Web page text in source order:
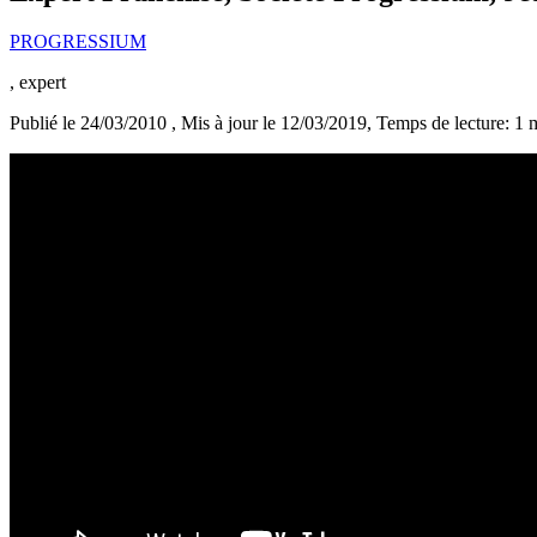
PROGRESSIUM
, expert
Publié le 24/03/2010 , Mis à jour le 12/03/2019, Temps de lecture: 1